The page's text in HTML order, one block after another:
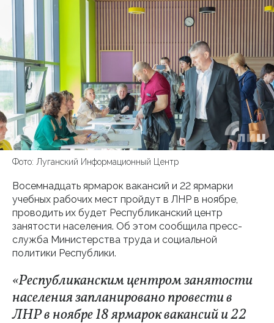
Фото: Луганский Информационный Центр
Восемнадцать ярмарок вакансий и 22 ярмарки
учебных рабочих мест пройдут в ЛНР в ноябре,
проводить их будет Республиканский центр
занятости населения. Об этом сообщила пресс-
служба Министерства труда и социальной
политики Республики.
«Республиканским центром занятости
населения запланировано провести в
ЛНР в ноябре 18 ярмарок вакансий и 22